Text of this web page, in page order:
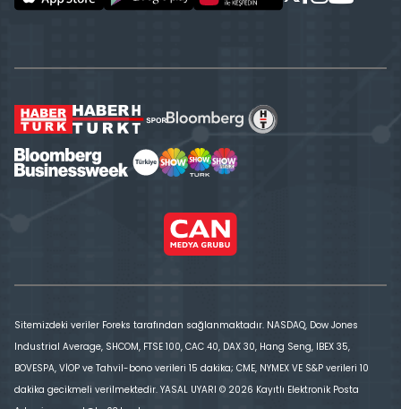
Sitemizdeki veriler Foreks tarafından sağlanmaktadır. NASDAQ, Dow Jones
Industrial Average, SHCOM, FTSE 100, CAC 40, DAX 30, Hang Seng, IBEX 35,
BOVESPA, VİOP ve Tahvil-bono verileri 15 dakika; CME, NYMEX VE S&P verileri 10
dakika gecikmeli verilmektedir. YASAL UYARI © 2026 Kayıtlı Elektronik Posta